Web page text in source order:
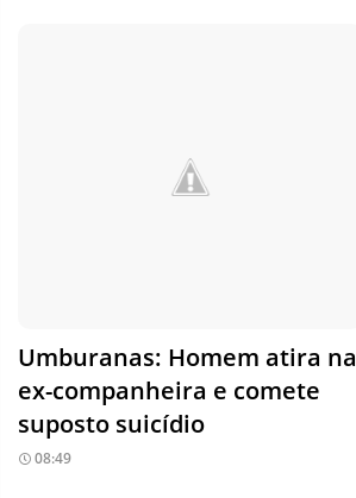
Umburanas: Homem atira na
ex-companheira e comete
suposto suicídio
08:49